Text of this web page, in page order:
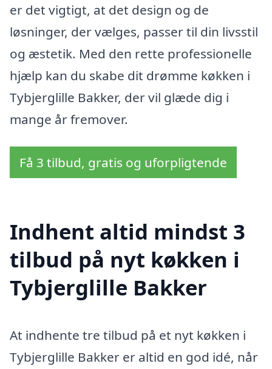
er det vigtigt, at det design og de
løsninger, der vælges, passer til din livsstil
og æstetik. Med den rette professionelle
hjælp kan du skabe dit drømme køkken i
Tybjerglille Bakker, der vil glæde dig i
mange år fremover.
Få 3 tilbud, gratis og uforpligtende
Indhent altid mindst 3
tilbud på nyt køkken i
Tybjerglille Bakker
At indhente tre tilbud på et nyt køkken i
Tybjerglille Bakker er altid en god idé, når